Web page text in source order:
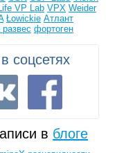
VP Lab VPX Weider
Łowickie Атлант
развес фортоген
соцсетях
в блоге